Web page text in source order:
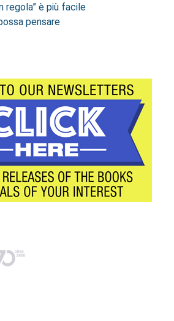
regola” è più facile
pensare